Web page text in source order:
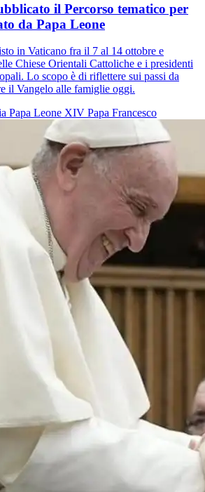
il Percorso tematico per
da Papa Leone
in Vaticano fra il 7 al 14 ottobre e
Chiese Orientali Cattoliche e i presidenti
Lo scopo è di riflettere sui passi da
il Vangelo alle famiglie oggi.
Papa Leone XIV Papa Francesco